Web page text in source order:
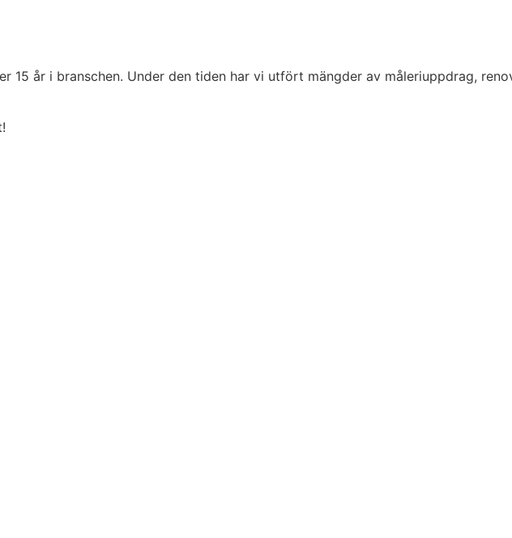
15 år i branschen. Under den tiden har vi utfört mängder av måleriuppdrag,